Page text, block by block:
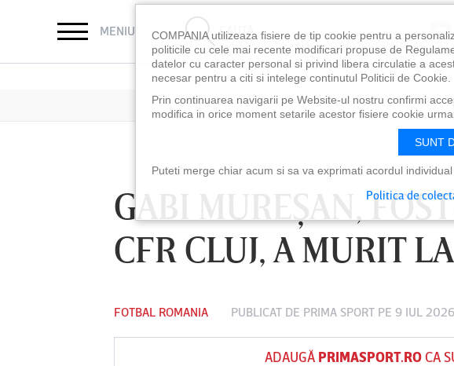
MENIU CAUTĂ
GABI MUREŞAN,
CFR CLUJ, A MURIT
FOTBAL ROMANIA PUBLICAT DE PRIMA SPORT PE 9 IUL 2026
ADAUGĂ PRIMASPORT.ROCA
LUNI 10 AUG, 21:30 VINERI 07 AUG, 21:00
COMPANIA utilizeaza fisiere de tip cookie pentru a
politicile cu cele mai recente modificari propuse de
datelor cu caracter personal si privind libera circulatie a
necesar pentru a citi si intelege continutul Politicii de Cookie.
Prin continuarea navigarii pe Website-ul nostru confirmi
modifica in orice moment setarile acestor fisiere cookie
SUNT
Puteti merge chiar acum si sa va exprimati acordul
Politica de